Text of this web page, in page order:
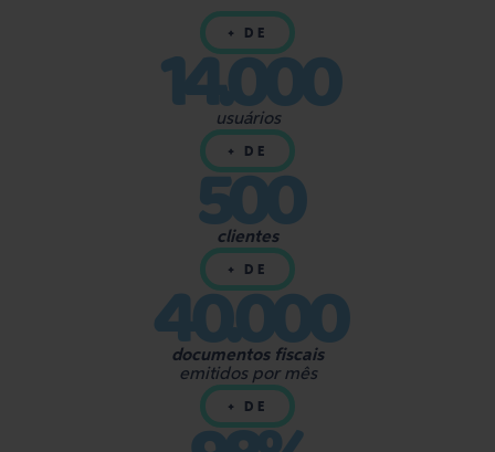
+ DE
14.000
usuários
+ DE
500
clientes
+ DE
40.000
documentos fiscais
emitidos por mês
+ DE